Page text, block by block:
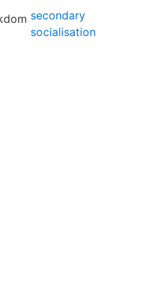
secondary
socialisation